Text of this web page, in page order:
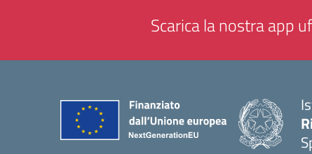
Scarica la nostra app